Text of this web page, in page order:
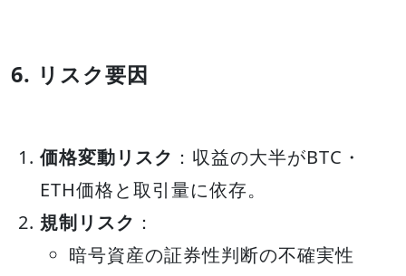
6. リスク要因
価格変動リスク ：収益の大半がBTC・
ETH価格と取引量に依存。
規制リスク ：
暗号資産の証券性判断の不確実性